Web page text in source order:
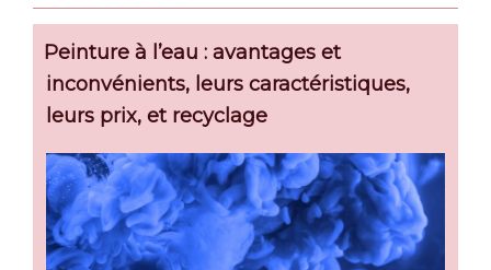
Peinture à l’eau : avantages et
inconvénients, leurs caractéristiques,
leurs prix, et recyclage